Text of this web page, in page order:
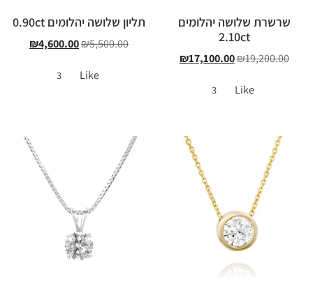
שרשרת שלושה יהלומים
2.10ct
₪19,200.00
₪17,100.00
Like
3
תליון שלושה יהלומים 0.90ct
₪5,500.00
₪4,600.00
Like
3